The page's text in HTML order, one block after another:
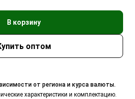
В корзину
от региона и курса валюты.
характеристики и комплектацию.